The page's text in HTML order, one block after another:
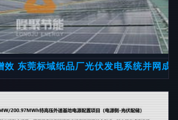
效 东莞标域纸品厂光伏发电系统并网成